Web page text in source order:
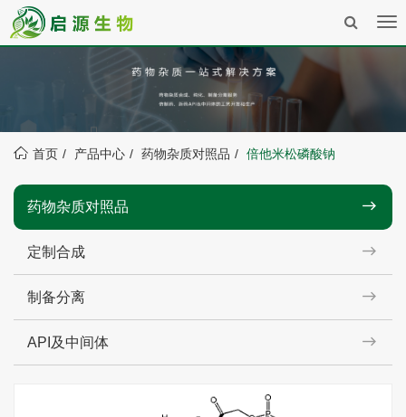
首页 产品中心 药物杂质对照品 倍他米松磷酸钠
药物杂质对照品
定制合成
制备分离
API及中间体